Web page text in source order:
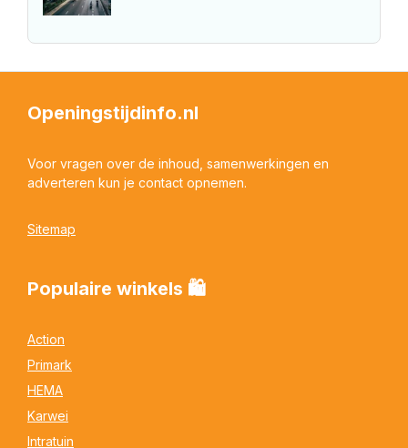
Openingstijdinfo.nl
Voor vragen over de inhoud, samenwerkingen en
adverteren kun je contact opnemen.
Sitemap
Populaire winkels 🛍
Action
Primark
HEMA
Karwei
Intratuin